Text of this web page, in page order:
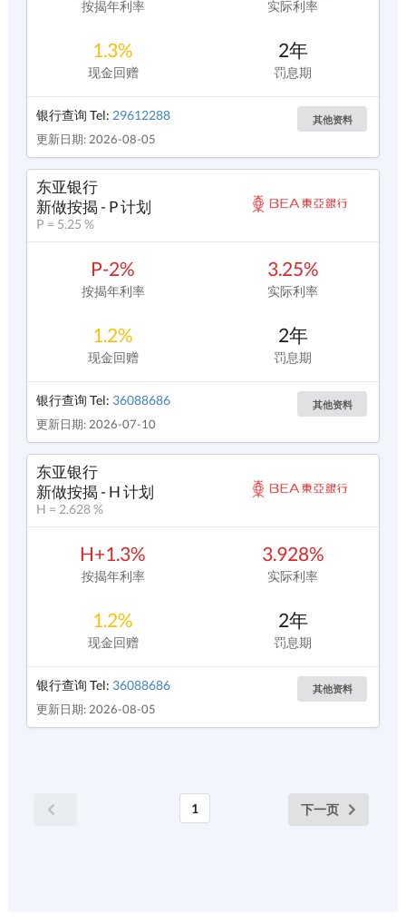
按揭年利率 实际利率
1.3%
现金回赠
2年
罚息期
银行查询 Tel: 29612288
更新日期: 2026-08-05
其他资料
东亚银行
新做按揭 - P 计划
P = 5.25 %
P-2%
按揭年利率
3.25%
实际利率
1.2%
现金回赠
2年
罚息期
银行查询 Tel: 36088686
更新日期: 2026-07-10
其他资料
东亚银行
新做按揭 - H 计划
H = 2.628 %
H+1.3%
按揭年利率
3.928%
实际利率
1.2%
现金回赠
2年
罚息期
银行查询 Tel: 36088686
更新日期: 2026-08-05
其他资料
1 下一页